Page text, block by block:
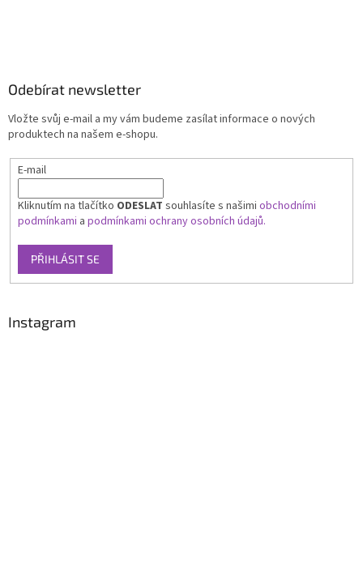
Odebírat newsletter
Vložte svůj e-mail a my vám budeme zasílat informace o nových
produktech na našem e-shopu.
E-mail
Kliknutím na tlačítko ODESLAT souhlasíte s našimi obchodními
podmínkami a podmínkami ochrany osobních údajů.
PŘIHLÁSIT SE
Instagram